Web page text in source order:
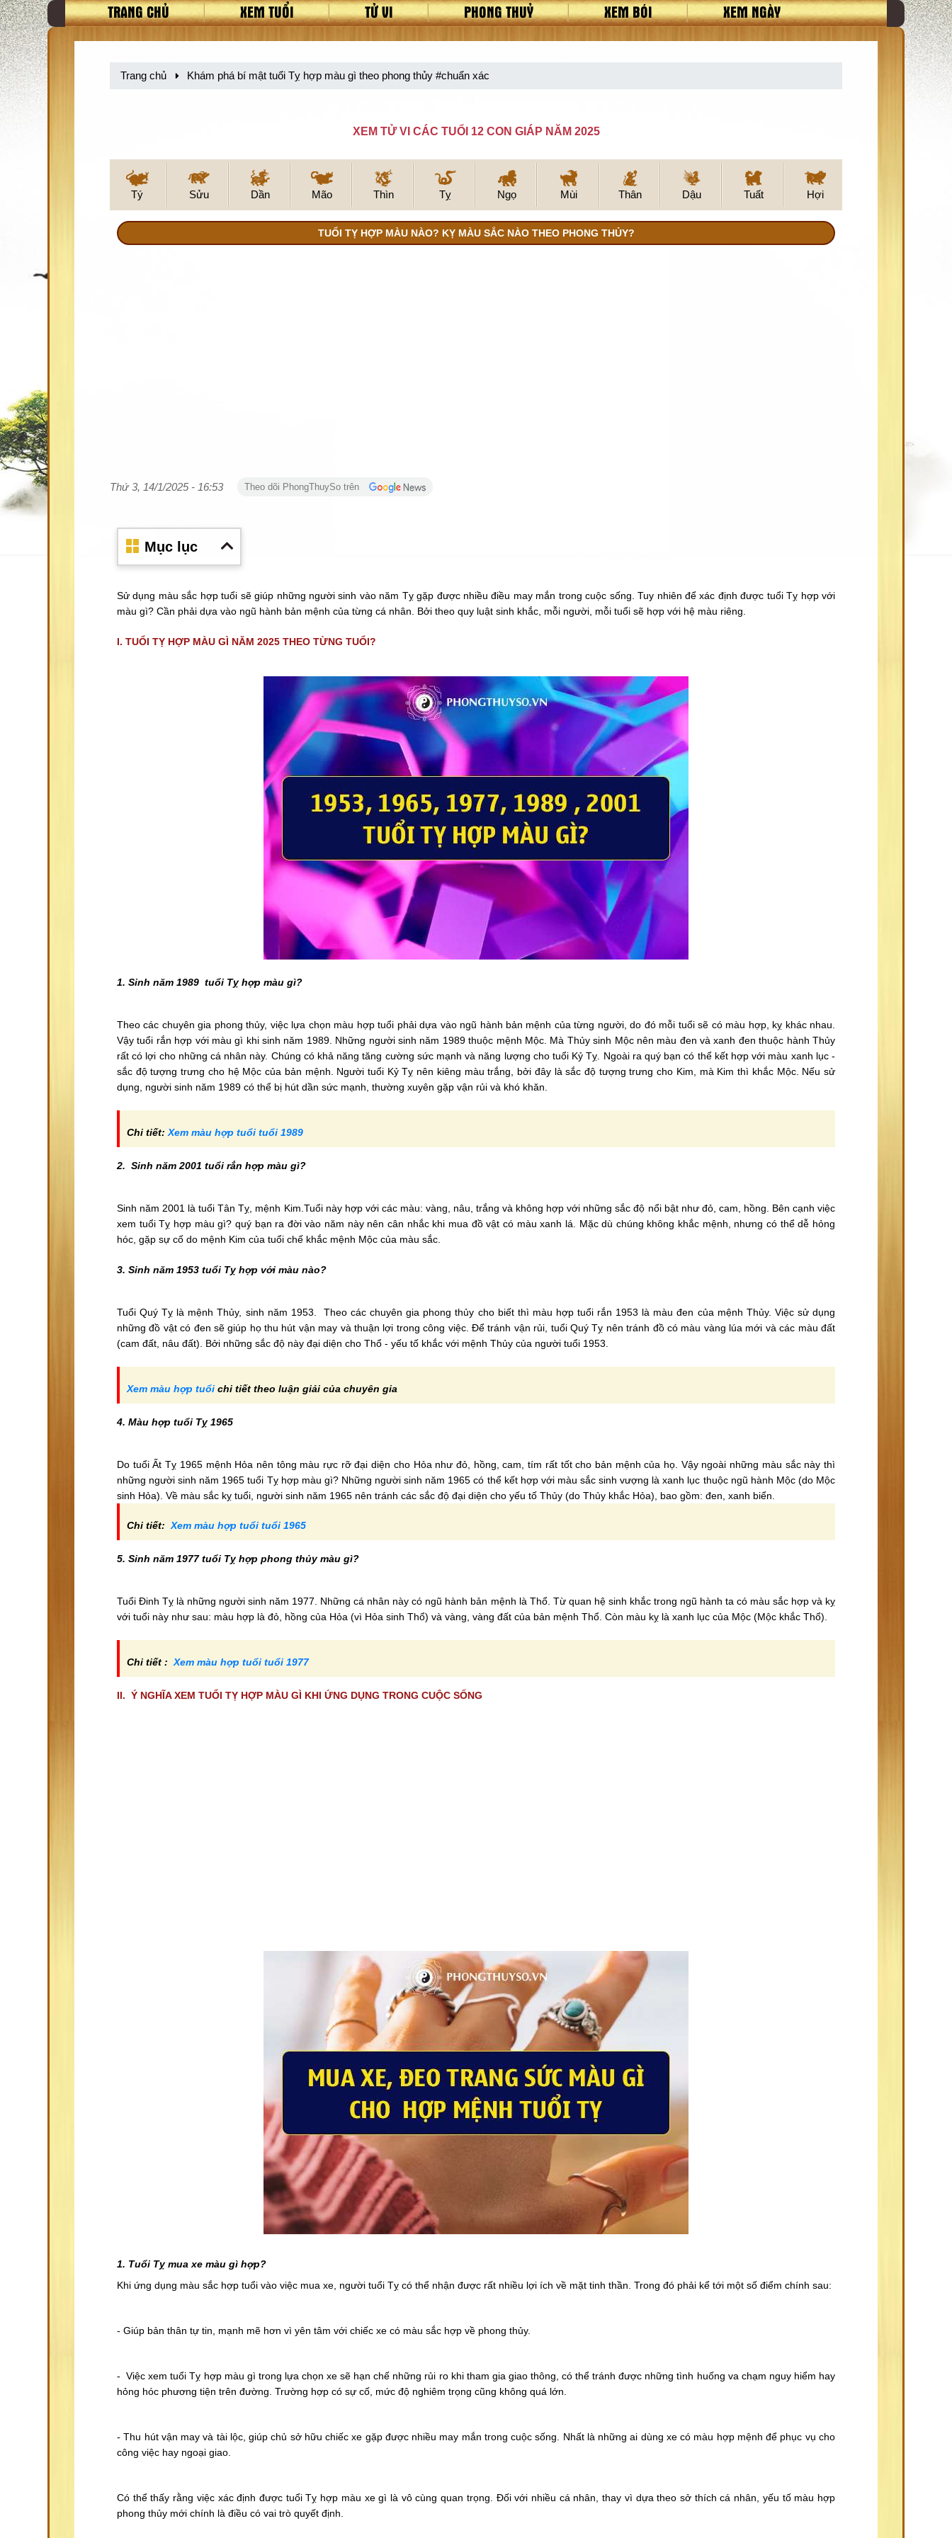
TRANG CHỦ XEM TUỔI TỬ VI PHONG THUỶ XEM BÓI XEM NGÀY
Trang chủ Khám phá bí mật tuổi Tỵ hợp màu gì theo phong thủy #chuẩn xác
XEM TỬ VI CÁC TUỔI 12 CON GIÁP NĂM 2025
Tý Sửu Dần Mão Thìn Tỵ Ngọ Mùi Thân Dậu Tuất Hợi
TUỔI TỴ HỢP MÀU NÀO? KỴ MÀU SẮC NÀO THEO PHONG THỦY?
Thứ 3, 14/1/2025 - 16:53 Theo dõi PhongThuySo trên
Mục lục
Sử dụng màu sắc hợp tuổi sẽ giúp những người sinh vào năm Tỵ gặp được nhiều điều may mắn trong cuộc sống. Tuy nhiên để xác định được tuổi Tỵ hợp với
màu gì? Cần phải dựa vào ngũ hành bản mệnh của từng cá nhân. Bởi theo quy luật sinh khắc, mỗi người, mỗi tuổi sẽ hợp với hệ màu riêng.
I. TUỔI TỴ HỢP MÀU GÌ NĂM 2025 THEO TỪNG TUỔI?
1. Sinh năm 1989 tuổi Tỵ hợp màu gì?
Theo các chuyên gia phong thủy, việc lựa chọn màu hợp tuổi phải dựa vào ngũ hành bản mệnh của từng người, do đó mỗi tuổi sẽ có màu hợp, kỵ khác nhau.
Vậy tuổi rắn hợp với màu gì khi sinh năm 1989. Những người sinh năm 1989 thuộc mệnh Mộc. Mà Thủy sinh Mộc nên màu đen và xanh đen thuộc hành Thủy
rất có lợi cho những cá nhân này. Chúng có khả năng tăng cường sức mạnh và năng lượng cho tuổi Kỷ Tỵ. Ngoài ra quý bạn có thể kết hợp với màu xanh lục -
sắc độ tượng trưng cho hệ Mộc của bản mệnh. Người tuổi Kỷ Tỵ nên kiêng màu trắng, bởi đây là sắc độ tượng trưng cho Kim, mà Kim thì khắc Mộc. Nếu sử
dụng, người sinh năm 1989 có thể bị hút dần sức mạnh, thường xuyên gặp vận rủi và khó khăn.
Chi tiết: Xem màu hợp tuổi tuổi 1989
2. Sinh năm 2001 tuổi rắn hợp màu gì?
Sinh năm 2001 là tuổi Tân Tỵ, mệnh Kim.Tuổi này hợp với các màu: vàng, nâu, trắng và không hợp với những sắc độ nổi bật như đỏ, cam, hồng. Bên cạnh việc
xem tuổi Tỵ hợp màu gì? quý bạn ra đời vào năm này nên cân nhắc khi mua đồ vật có màu xanh lá. Mặc dù chúng không khắc mệnh, nhưng có thể dễ hỏng
hóc, gặp sự cố do mệnh Kim của tuổi chế khắc mệnh Mộc của màu sắc.
3. Sinh năm 1953 tuổi Tỵ hợp với màu nào?
Tuổi Quý Tỵ là mệnh Thủy, sinh năm 1953. Theo các chuyên gia phong thủy cho biết thì màu hợp tuổi rắn 1953 là màu đen của mệnh Thủy. Việc sử dụng
những đồ vật có đen sẽ giúp họ thu hút vận may và thuận lợi trong công việc. Để tránh vận rủi, tuổi Quý Tỵ nên tránh đồ có màu vàng lúa mới và các màu đất
(cam đất, nâu đất). Bởi những sắc độ này đại diện cho Thổ - yếu tố khắc với mệnh Thủy của người tuổi 1953.
Xem màu hợp tuổi chi tiết theo luận giải của chuyên gia
4. Màu hợp tuổi Tỵ 1965
Do tuổi Ất Tỵ 1965 mệnh Hỏa nên tông màu rực rỡ đại diện cho Hỏa như đỏ, hồng, cam, tím rất tốt cho bản mệnh của họ. Vậy ngoài những màu sắc này thì
những người sinh năm 1965 tuổi Tỵ hợp màu gì? Những người sinh năm 1965 có thể kết hợp với màu sắc sinh vượng là xanh lục thuộc ngũ hành Mộc (do Mộc
sinh Hỏa). Về màu sắc kỵ tuổi, người sinh năm 1965 nên tránh các sắc độ đại diện cho yếu tố Thủy (do Thủy khắc Hỏa), bao gồm: đen, xanh biển.
Chi tiết: Xem màu hợp tuổi tuổi 1965
5. Sinh năm 1977 tuổi Tỵ hợp phong thủy màu gì?
Tuổi Đinh Tỵ là những người sinh năm 1977. Những cá nhân này có ngũ hành bản mệnh là Thổ. Từ quan hệ sinh khắc trong ngũ hành ta có màu sắc hợp và kỵ
với tuổi này như sau: màu hợp là đỏ, hồng của Hỏa (vì Hỏa sinh Thổ) và vàng, vàng đất của bản mệnh Thổ. Còn màu kỵ là xanh lục của Mộc (Mộc khắc Thổ).
Chi tiết : Xem màu hợp tuổi tuổi 1977
II. Ý NGHĨA XEM TUỔI TỴ HỢP MÀU GÌ KHI ỨNG DỤNG TRONG CUỘC SỐNG
1. Tuổi Tỵ mua xe màu gì hợp?
Khi ứng dụng màu sắc hợp tuổi vào việc mua xe, người tuổi Tỵ có thể nhận được rất nhiều lợi ích về mặt tinh thần. Trong đó phải kể tới một số điểm chính sau:
- Giúp bản thân tự tin, mạnh mẽ hơn vì yên tâm với chiếc xe có màu sắc hợp về phong thủy.
- Việc xem tuổi Tỵ hợp màu gì trong lựa chọn xe sẽ hạn chế những rủi ro khi tham gia giao thông, có thể tránh được những tình huống va chạm nguy hiểm hay
hỏng hóc phương tiện trên đường. Trường hợp có sự cố, mức độ nghiêm trọng cũng không quá lớn.
- Thu hút vận may và tài lộc, giúp chủ sở hữu chiếc xe gặp được nhiều may mắn trong cuộc sống. Nhất là những ai dùng xe có màu hợp mệnh để phục vụ cho
công việc hay ngoại giao.
Có thể thấy rằng việc xác định được tuổi Tỵ hợp màu xe gì là vô cùng quan trọng. Đối với nhiều cá nhân, thay vì dựa theo sở thích cá nhân, yếu tố màu hợp
phong thủy mới chính là điều có vai trò quyết định.